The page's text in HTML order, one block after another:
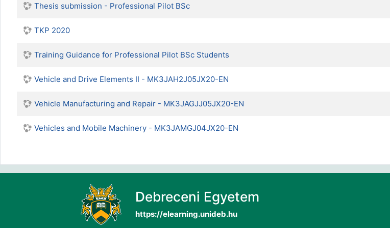
Thesis submission - Professional Pilot BSc
TKP 2020
Training Guidance for Professional Pilot BSc Students
Vehicle and Drive Elements II - MK3JAH2J05JX20-EN
Vehicle Manufacturing and Repair - MK3JAGJJ05JX20-EN
Vehicles and Mobile Machinery - MK3JAMGJ04JX20-EN
Debreceni Egyetem
https://elearning.unideb.hu